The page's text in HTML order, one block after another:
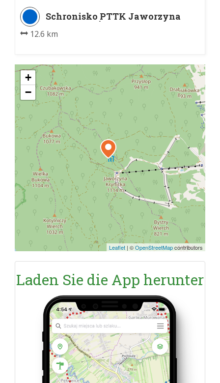
Schronisko PTTK Jaworzyna
Krynicka - Żegiestów Palenica
12.6 km
+
−
Leaflet | ©OpenStreetMapcontributors
Laden Sie die App herunter